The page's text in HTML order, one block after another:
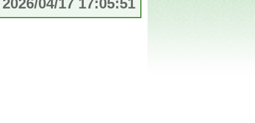
2026/04/17 17:05:51